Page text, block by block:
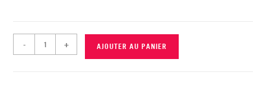
- + AJOUTER AU PANIER